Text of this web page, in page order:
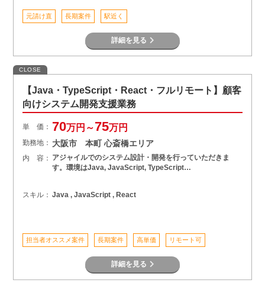
元請け直 長期案件 駅近く
詳細を見る
CLOSE
【Java・TypeScript・React・フルリモート】顧客
向けシステム開発支援業務
単 価： 70万円～75万円
勤務地： 大阪市 本町 心斎橋エリア
内 容： アジャイルでのシステム設計・開発を行っていただきま
す。環境はJava, JavaScript, TypeScript…
スキル： Java , JavaScript , React
担当者オススメ案件 長期案件 高単価 リモート可
詳細を見る